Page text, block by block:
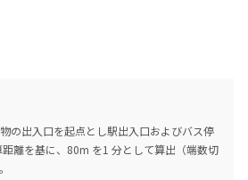
の出入口を起点とし駅出入口およびバス停
離を基に、80m を1 分として算出（端数切